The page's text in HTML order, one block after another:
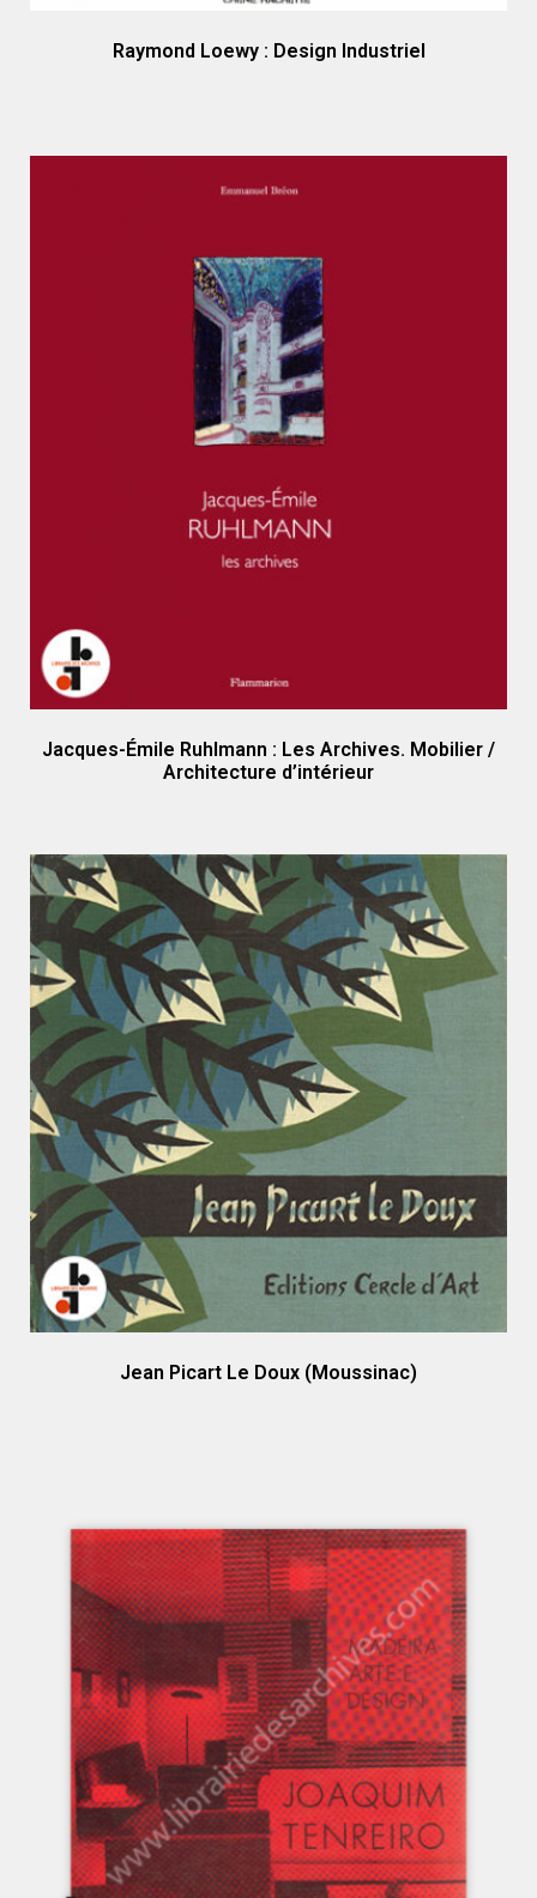
Raymond Loewy : Design Industriel
Jacques-Émile Ruhlmann : Les Archives. Mobilier /
Architecture d’intérieur
Jean Picart Le Doux (Moussinac)